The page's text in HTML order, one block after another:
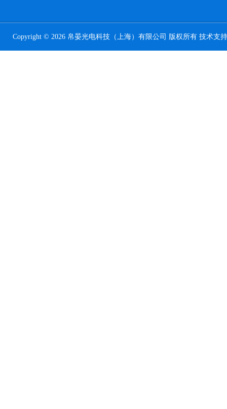
Copyright © 2026 帛晏光电科技（上海）有限公司 版权所有 技术支